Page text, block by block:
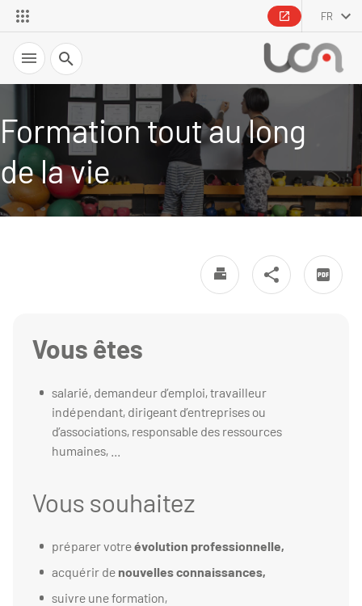
FR
Recherche
Formation tout au long
de la vie
Vous êtes
salarié, demandeur d’emploi, travailleur
indépendant, dirigeant d’entreprises ou
d’associations, responsable des ressources
humaines, ...
Vous souhaitez
préparer votreévolution professionnelle,
acquérir de nouvelles connaissances,
suivre une formation,